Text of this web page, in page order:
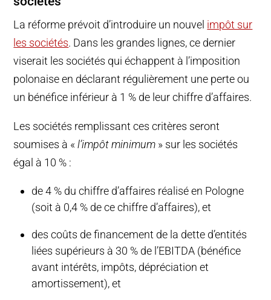
La réforme prévoit d’introduire un nouvel impôt sur
les sociétés. Dans les grandes lignes, ce dernier
viserait les sociétés qui échappent à l’imposition
polonaise en déclarant régulièrement une perte ou
un bénéfice inférieur à 1 % de leur chiffre d’affaires.
Les sociétés remplissant ces critères seront
soumises à «l’impôt minimum » sur les sociétés
égal à 10 % :
de 4 % du chiffre d’affaires réalisé en Pologne
(soit à 0,4 % de ce chiffre d’affaires), et
des coûts de financement de la dette d’entités
liées supérieurs à 30 % de l’EBITDA (bénéfice
avant intérêts, impôts, dépréciation et
amortissement), et